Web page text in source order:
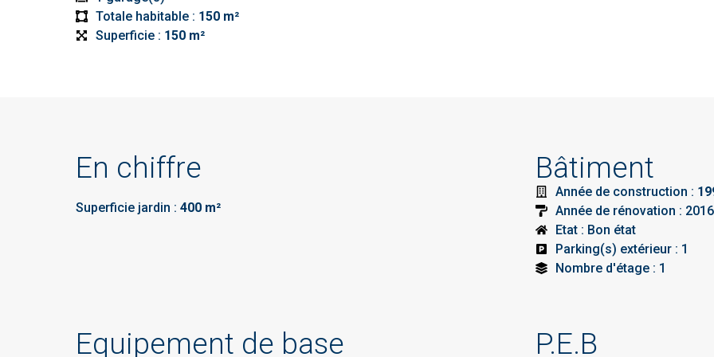
Totale habitable : 150 m²
Superficie : 150 m²
En chiffre
Superficie jardin : 400 m²
Bâtiment
Année de construction :
Année de rénovation : 2016
Etat : Bon état
Parking(s) extérieur : 1
Nombre d'étage : 1
Equipement de base P.E.B